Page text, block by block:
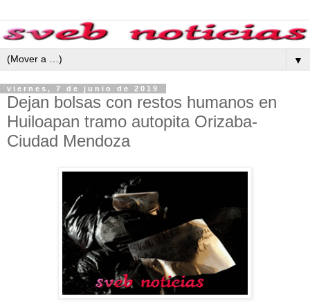
▼
viernes, 7 de junio de 2019
Dejan bolsas con restos humanos en
Huiloapan tramo autopita Orizaba-
Ciudad Mendoza